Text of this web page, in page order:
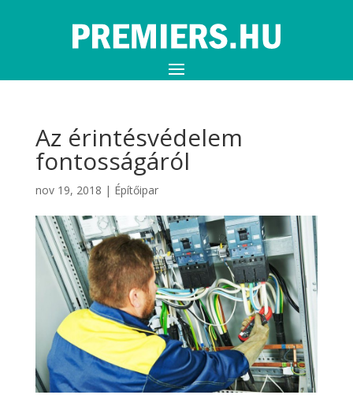
Az érintésvédelem
fontosságáról
nov 19, 2018 | Építőipar